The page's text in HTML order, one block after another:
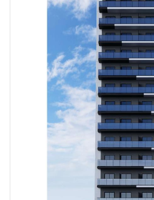
新築 三井の賃貸
お問合せ
2階203
158,000円
1.0ヶ月 無
1LDK+WIC+SIC
新築 三井の賃貸